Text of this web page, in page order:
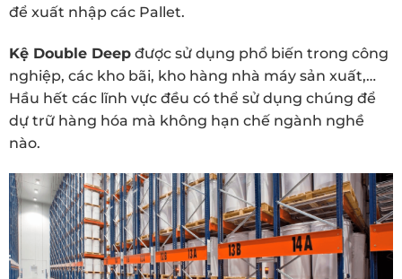
để xuất nhập các Pallet.
Kệ Double Deep được sử dụng phổ biến trong công
nghiệp, các kho bãi, kho hàng nhà máy sản xuất,…
Hầu hết các lĩnh vực đều có thể sử dụng chúng để
dự trữ hàng hóa mà không hạn chế ngành nghề
nào.